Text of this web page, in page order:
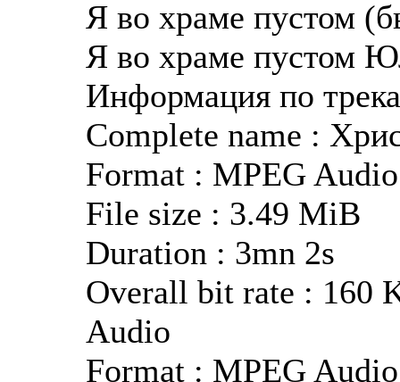
Я во храме пустом
Я во храме пустом
Информация по
Complete name :
Format : MPEG Audio
File size : 3.49 MiB
Duration : 3mn 2s
Overall bit rate : 160
Audio
Format : MPEG Audio